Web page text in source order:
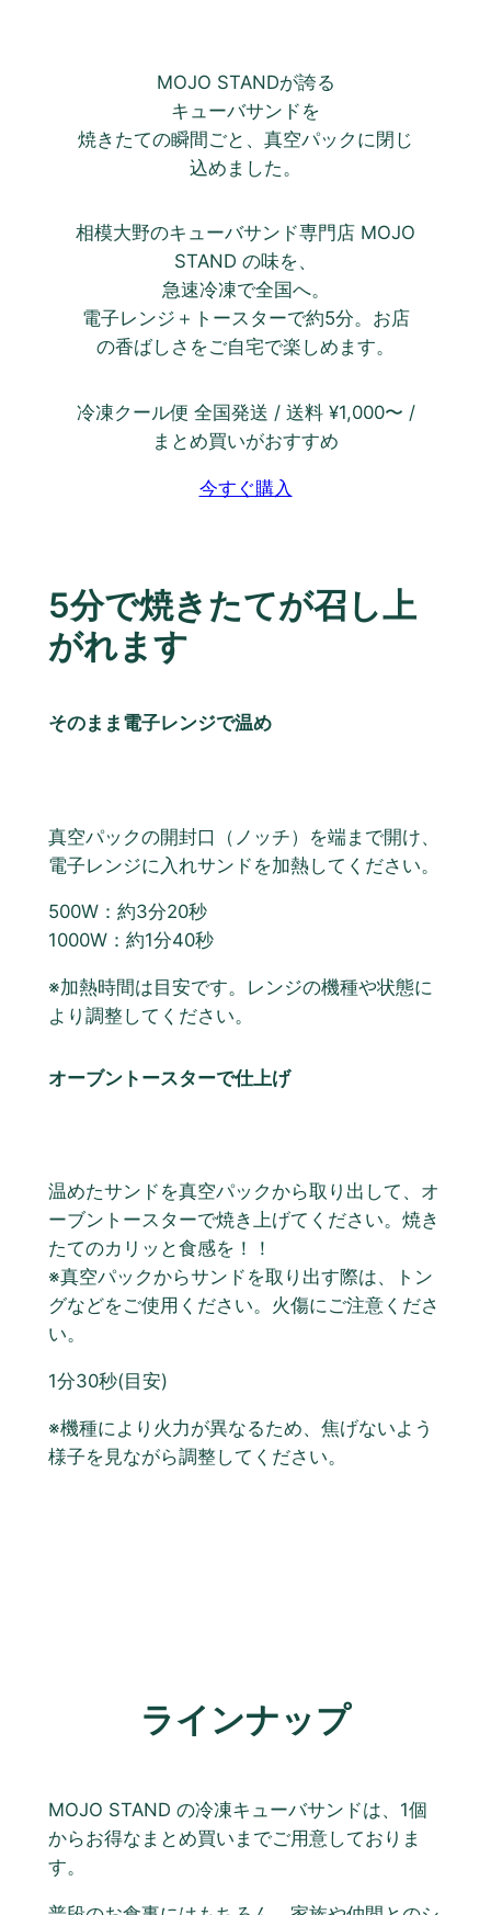
MOJO STANDが誇る
キューバサンドを
焼きたての瞬間ごと、真空パックに閉じ
込めました。
相模大野のキューバサンド専門店 MOJO
STAND の味を、
急速冷凍で全国へ。
電子レンジ＋トースターで約5分。お店
の香ばしさをご自宅で楽しめます。
冷凍クール便 全国発送 / 送料 ¥1,000〜 /
まとめ買いがおすすめ
今すぐ購入
5分で焼きたてが召し上
がれます
そのまま電子レンジで温め
真空パックの開封口（ノッチ）を端まで開け、
電子レンジに入れサンドを加熱してください。
500W：約3分20秒
1000W：約1分40秒
※加熱時間は目安です。レンジの機種や状態に
より調整してください。
オーブントースターで仕上げ
温めたサンドを真空パックから取り出して、オ
ーブントースターで焼き上げてください。焼き
たてのカリッと食感を！！
※真空パックからサンドを取り出す際は、トン
グなどをご使用ください。火傷にご注意くださ
い。
1分30秒(目安)
※機種により火力が異なるため、焦げないよう
様子を見ながら調整してください。
ラインナップ
MOJO STAND の冷凍キューバサンドは、1個
からお得なまとめ買いまでご用意しておりま
す。